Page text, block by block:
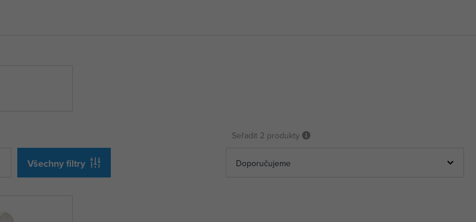
Všechny filtry
Seřadit 2 produkty